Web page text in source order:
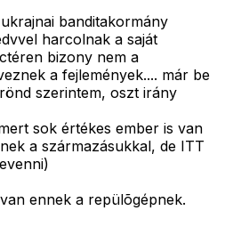
banditakormány
harcolnak a saját
bizony nem a
a fejlemények.... már be
szerintem, oszt irány
sok értékes ember is van
a származásukkal, de ITT
ennek a repülõgépnek.